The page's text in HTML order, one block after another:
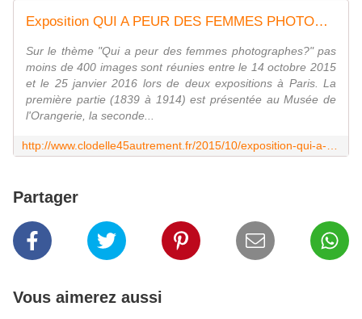
Exposition QUI A PEUR DES FEMMES PHOTOGRAPHES? Musée de l'Orangerie Musée d'Orsay jusqu'au 25 janvier 2016 - VIVRE AUTREMENT VOS LOISIRS avec Clodelle
Sur le thème "Qui a peur des femmes photographes?" pas
moins de 400 images sont réunies entre le 14 octobre 2015
et le 25 janvier 2016 lors de deux expositions à Paris. La
première partie (1839 à 1914) est présentée au Musée de
l'Orangerie, la seconde...
Partager
Vous aimerez aussi